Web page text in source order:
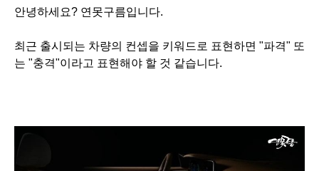
안녕하세요? 연못구름입니다.
최근 출시되는 차량의 컨셉을 키워드로 표현하면 "파격" 또
는 "충격"이라고 표현해야 할 것 같습니다.